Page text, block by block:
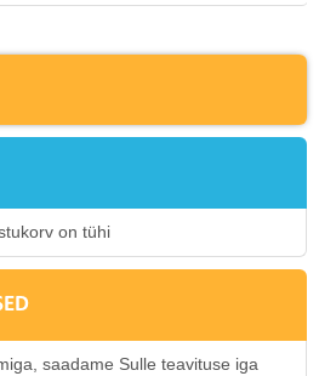
on tühi
saadame Sulle teavituse iga